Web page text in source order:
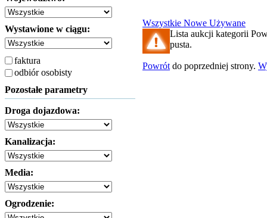
Wystawione w ciągu:
faktura
odbiór osobisty
Pozostałe parametry
Droga dojazdowa:
Kanalizacja:
Media:
Ogrodzenie:
Wszystkie Nowe Używane
Lista aukcji kategorii
pusta.
Powrót do poprzedniej strony.